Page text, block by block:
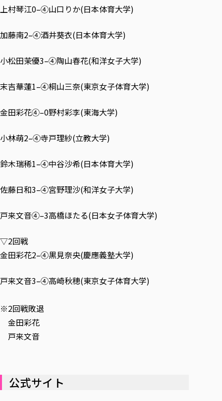
実学臨床教育（総合福祉学部のみ履修可能）
禅のこころ
学びのサポート
学費（学部学科）
宿舎の紹介
学生自主活動支援
社会人学生の育児支援（一時預かり）
スポーツ傷害保険
被災地の子ども支援活動
上村琴江0–④山口りか(日本体育大学)
加藤南2–④酒井葵衣(日本体育大学)
小松田茉優3–④陶山春花(和洋女子大学)
末吉華蓮1–④桐山三奈(東京女子体育大学)
金田彩花④–0野村彩李(東海大学)
小林萌2–④寺戸理紗(立教大学)
鈴木瑞稀1–④中谷沙希(日本体育大学)
佐藤日和3–④宮野理沙(和洋女子大学)
戸来文音④–3高橋ほたる(日本女子体育大学)
▽2回戦
金田彩花2–④黒見奈央(慶應義塾大学)
戸来文音3–④高崎秋穂(東京女子体育大学)
※2回戦敗退
金田彩花
戸来文音
公式サイト